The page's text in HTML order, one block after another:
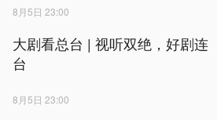
8月5日 23:00
大剧看总台 | 视听双绝，好剧连
台
8月5日 23:00